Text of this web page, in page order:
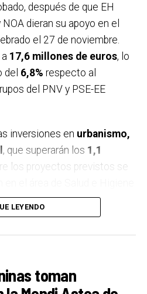
después de que EH
NOA dieran su apoyo en el
el 27 de noviembre.
17,6 millones de euros, lo
del 6,8% respecto al
del PNV y PSE-EE
inversiones en urbanismo,
, que superarán los 1,1
los proyectos previstos se
y modernizar
atendiendo a demandas
elpatio del colegio,
LEYENDO
toman